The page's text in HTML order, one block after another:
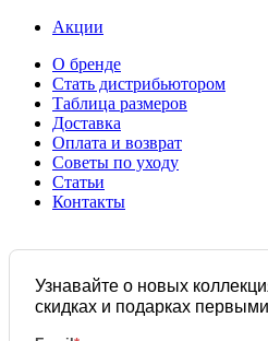
Акции
О бренде
Стать дистрибьютором
Таблица размеров
Доставка
Оплата и возврат
Советы по уходу
Статьи
Контакты
Узнавайте о новых
скидках и подарках